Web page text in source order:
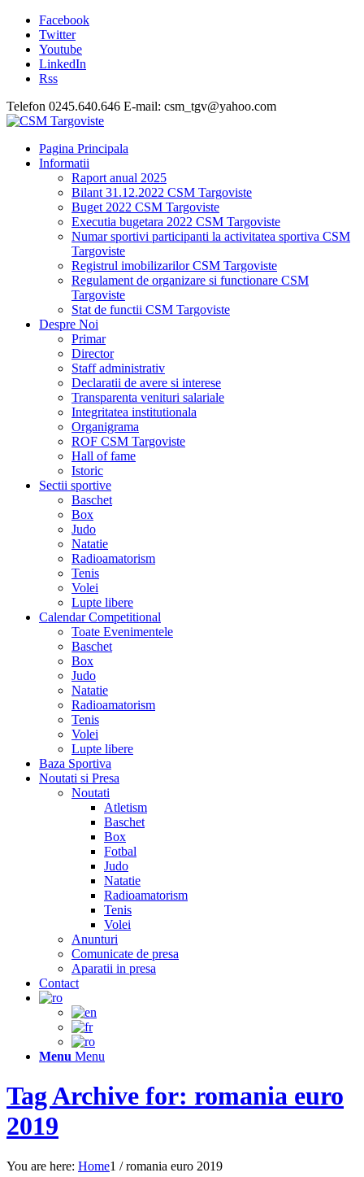
Facebook
Twitter
Youtube
LinkedIn
Rss
Telefon 0245.640.646 E-mail: csm_tgv@yahoo.com
Pagina Principala
Informatii
Raport anual 2025
Bilant 31.12.2022 CSM Targoviste
Buget 2022 CSM Targoviste
Executia bugetara 2022 CSM Targoviste
Numar sportivi participanti la activitatea sportiva CSM
Targoviste
Registrul imobilizarilor CSM Targoviste
Regulament de organizare si functionare CSM
Targoviste
Stat de functii CSM Targoviste
Despre Noi
Primar
Director
Staff administrativ
Declaratii de avere si interese
Transparenta venituri salariale
Integritatea institutionala
Organigrama
ROF CSM Targoviste
Hall of fame
Istoric
Sectii sportive
Baschet
Box
Judo
Natatie
Radioamatorism
Tenis
Volei
Lupte libere
Calendar Competitional
Toate Evenimentele
Baschet
Box
Judo
Natatie
Radioamatorism
Tenis
Volei
Lupte libere
Baza Sportiva
Noutati si Presa
Noutati
Atletism
Baschet
Box
Fotbal
Judo
Natatie
Radioamatorism
Tenis
Volei
Anunturi
Comunicate de presa
Aparatii in presa
Contact
Menu Menu
Tag Archive for: romania euro
2019
You are here: Home1 / romania euro 2019